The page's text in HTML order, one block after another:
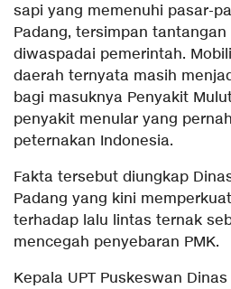
sapi yang memenuhi pasar-
Padang, tersimpan
diwaspadai pemerintah.
daerah ternyata masih
bagi masuknya Penyakit
penyakit menular yang
peternakan Indonesia.
Fakta tersebut diungkap
Padang yang kini
terhadap lalu lintas ternak
mencegah penyebaran PMK.
Kepala UPT Puskeswan